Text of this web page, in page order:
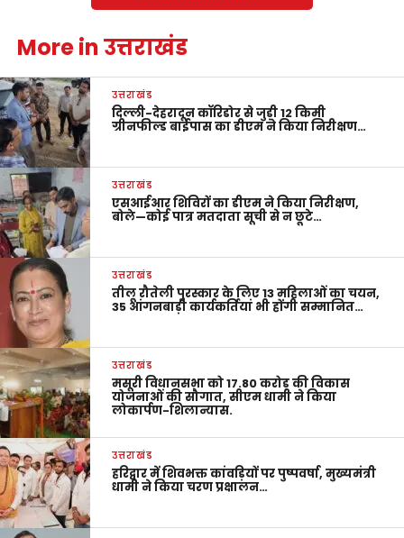
More in उत्तराखंड
उत्तराखंड
दिल्ली-देहरादून कॉरिडोर से जुड़ी 12 किमी
ग्रीनफील्ड बाईपास का डीएम ने किया निरीक्षण…
उत्तराखंड
एसआईआर शिविरों का डीएम ने किया निरीक्षण,
बोले—कोई पात्र मतदाता सूची से न छूटे…
उत्तराखंड
तीलू रौतेली पुरस्कार के लिए 13 महिलाओं का चयन,
35 आंगनबाड़ी कार्यकर्तियां भी होंगी सम्मानित…
उत्तराखंड
मसूरी विधानसभा को 17.80 करोड़ की विकास
योजनाओं की सौगात, सीएम धामी ने किया
लोकार्पण-शिलान्यास.
उत्तराखंड
हरिद्वार में शिवभक्त कांवड़ियों पर पुष्पवर्षा, मुख्यमंत्री
धामी ने किया चरण प्रक्षालन…